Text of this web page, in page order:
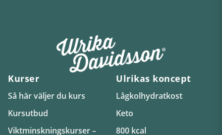
Kurser
Så här väljer du kurs
Kursutbud
Viktminskningskurser –
Ulrikas koncept
Lågkolhydratkost
Keto
800 kcal